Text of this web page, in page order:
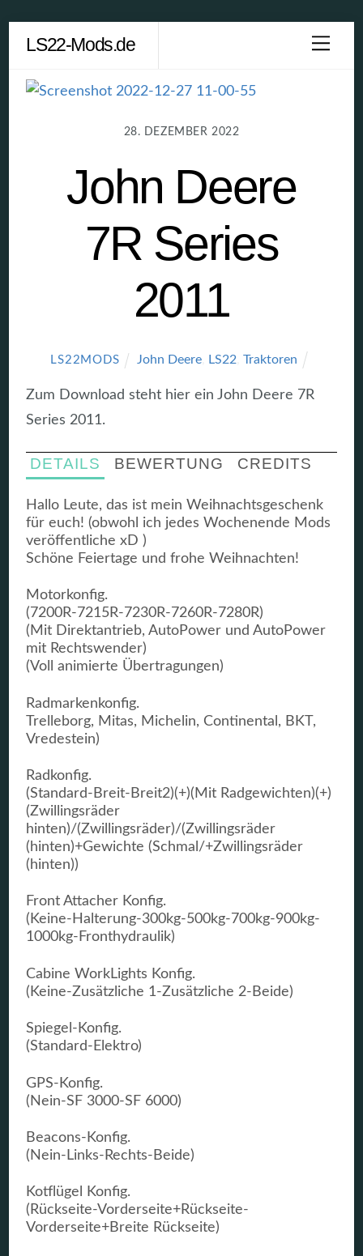
content
LS22-Mods.de
28. DEZEMBER 2022
John Deere
7R Series
2011
LS22MODS John Deere, LS22 Traktoren
Zum Download steht hier ein John Deere 7R
Series 2011.
DETAILS BEWERTUNG CREDITS
Hallo Leute, das ist mein Weihnachtsgeschenk
für euch! (obwohl ich jedes Wochenende Mods
veröffentliche xD )
Schöne Feiertage und frohe Weihnachten!
Motorkonfig.
(7200R-7215R-7230R-7260R-7280R)
(Mit Direktantrieb, AutoPower und AutoPower
mit Rechtswender)
(Voll animierte Übertragungen)
Radmarkenkonfig.
Trelleborg, Mitas, Michelin, Continental, BKT,
Vredestein)
Radkonfig.
(Standard-Breit-Breit2)(+)(Mit Radgewichten)(+)
(Zwillingsräder
hinten)/(Zwillingsräder)/(Zwillingsräder
(hinten)+Gewichte (Schmal/+Zwillingsräder
(hinten))
Front Attacher Konfig.
(Keine-Halterung-300kg-500kg-700kg-900kg-
1000kg-Fronthydraulik)
Cabine WorkLights Konfig.
(Keine-Zusätzliche 1-Zusätzliche 2-Beide)
Spiegel-Konfig.
(Standard-Elektro)
GPS-Konfig.
(Nein-SF 3000-SF 6000)
Beacons-Konfig.
(Nein-Links-Rechts-Beide)
Kotflügel Konfig.
(Rückseite-Vorderseite+Rückseite-
Vorderseite+Breite Rückseite)